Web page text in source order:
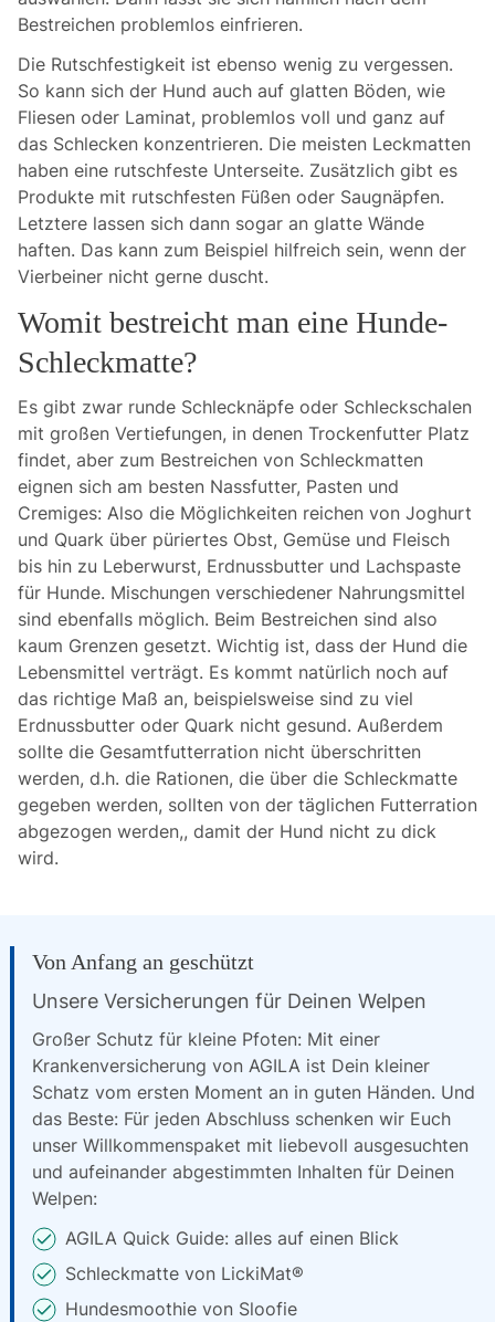
Bestreichen problemlos einfrieren.
Die Rutschfestigkeit ist ebenso wenig zu vergessen.
So kann sich der Hund auch auf glatten Böden, wie
Fliesen oder Laminat, problemlos voll und ganz auf
das Schlecken konzentrieren. Die meisten Leckmatten
haben eine rutschfeste Unterseite. Zusätzlich gibt es
Produkte mit rutschfesten Füßen oder Saugnäpfen.
Letztere lassen sich dann sogar an glatte Wände
haften. Das kann zum Beispiel hilfreich sein, wenn der
Vierbeiner nicht gerne duscht.
Womit bestreicht man eine Hunde-
Schleckmatte?
Es gibt zwar runde Schlecknäpfe oder Schleckschalen
mit großen Vertiefungen, in denen Trockenfutter Platz
findet, aber zum Bestreichen von Schleckmatten
eignen sich am besten Nassfutter, Pasten und
Cremiges: Also die Möglichkeiten reichen von Joghurt
und Quark über püriertes Obst, Gemüse und Fleisch
bis hin zu Leberwurst, Erdnussbutter und Lachspaste
für Hunde. Mischungen verschiedener Nahrungsmittel
sind ebenfalls möglich. Beim Bestreichen sind also
kaum Grenzen gesetzt. Wichtig ist, dass der Hund die
Lebensmittel verträgt. Es kommt natürlich noch auf
das richtige Maß an, beispielsweise sind zu viel
Erdnussbutter oder Quark nicht gesund. Außerdem
sollte die Gesamtfutterration nicht überschritten
werden, d.h. die Rationen, die über die Schleckmatte
gegeben werden, sollten von der täglichen Futterration
abgezogen werden,, damit der Hund nicht zu dick
wird.
Von Anfang an geschützt
Unsere Versicherungen für Deinen Welpen
Großer Schutz für kleine Pfoten: Mit einer
Krankenversicherung von AGILA ist Dein kleiner
Schatz vom ersten Moment an in guten Händen. Und
das Beste: Für jeden Abschluss schenken wir Euch
unser Willkommenspaket mit liebevoll ausgesuchten
und aufeinander abgestimmten Inhalten für Deinen
Welpen:
AGILA Quick Guide: alles auf einen Blick
Schleckmatte von LickiMat®
Hundesmoothie von Sloofie